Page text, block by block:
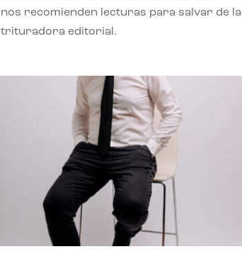
nos recomienden lecturas para salvar de la
trituradora editorial.